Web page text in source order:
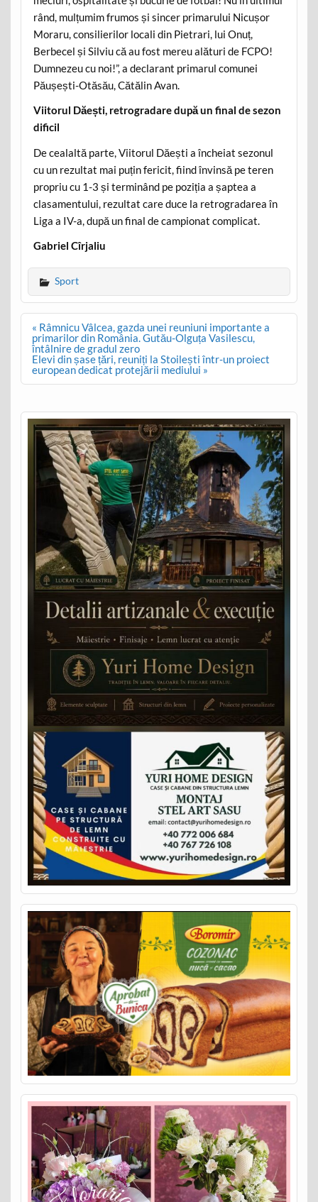
rând, mulțumim frumos și sincer primarului Nicușor
Moraru, consilierilor locali din Pietrari, lui Onuț,
Berbecel și Silviu că au fost mereu alături de FCPO!
Dumnezeu cu noi!”, a declarant primarul comunei
Păușești-Otăsău, Cătălin Avan.
Viitorul Dăești, retrogradare după un final de sezon
dificil
De cealaltă parte, Viitorul Dăești a încheiat sezonul
cu un rezultat mai puțin fericit, fiind învinsă pe teren
propriu cu 1-3 și terminând pe poziția a șaptea a
clasamentului, rezultat care duce la retrogradarea în
Liga a IV-a, după un final de campionat complicat.
Gabriel Cîrjaliu
Sport
Post
navigation
« Râmnicu Vâlcea, gazda unei reuniuni importante a
primarilor din România. Gutău-Olguța Vasilescu,
întâlnire de gradul zero
Elevi din șase țări, reuniți la Stoilești într-un proiect
european dedicat protejării mediului »